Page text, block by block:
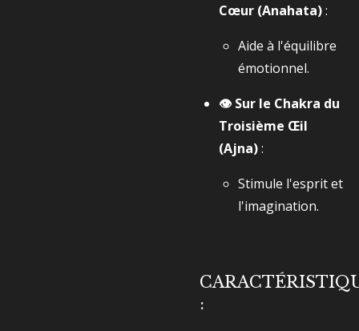
Cœur (Anahata):
Aide à l'équilibre
émotionnel.
👁️ Sur le Chakra du
Troisième Œil
(Ajna):
Stimule l'esprit et
l'imagination.
: